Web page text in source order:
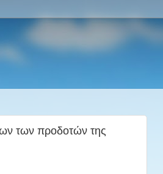
των προδοτών της